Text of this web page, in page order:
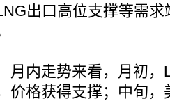
出口高位支撑等需
内走势来看，月初，
价格获得支撑；中旬